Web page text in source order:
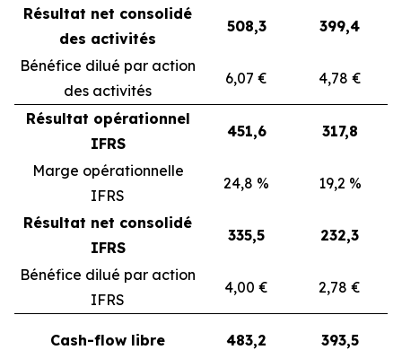
Résultat net consolidé
des activités
508,3 399,4
Bénéfice dilué par action
des activités
6,07 € 4,78 €
Résultat opérationnel
IFRS
451,6 317,8
Marge opérationnelle
IFRS
24,8 % 19,2 %
Résultat net consolidé
IFRS
335,5 232,3
Bénéfice dilué par action
IFRS
4,00 € 2,78 €
Cash-flow libre 483,2 393,5